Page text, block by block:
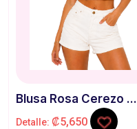
Blusa Rosa Cerezo ...
Detalle: ₡5,650